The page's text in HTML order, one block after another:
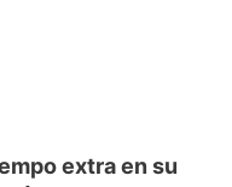
extra en su